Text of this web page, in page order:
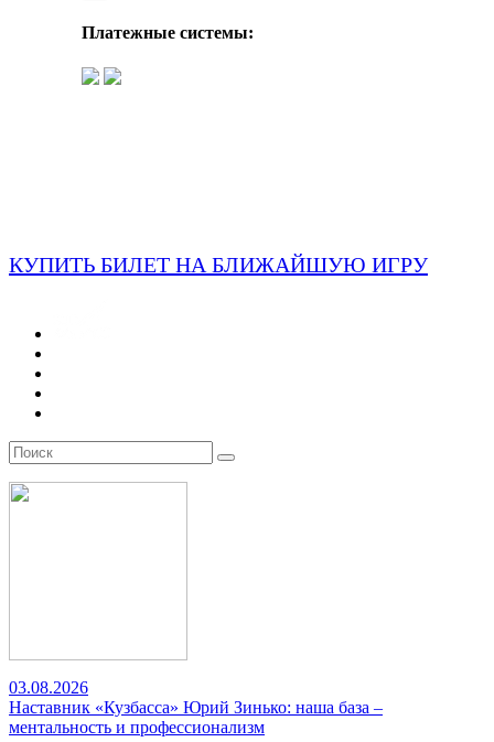
Платежные системы:
КУПИТЬ БИЛЕТ НА БЛИЖАЙШУЮ ИГРУ
03.08.2026
Наставник «Кузбасса» Юрий Зинько: наша база –
ментальность и профессионализм